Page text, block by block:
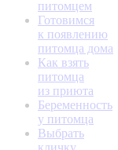
питомцем
Готовимся
к появлению
питомца дома
Как взять
питомца
из приюта
Беременность
у питомца
Выбрать
кличку